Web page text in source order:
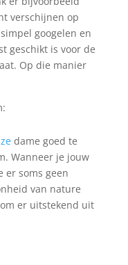
verschijnen op
googelen en
geschikt is voor de
Op die manier
dame goed te
Wanneer je jouw
er soms geen
van nature
er uitstekend uit